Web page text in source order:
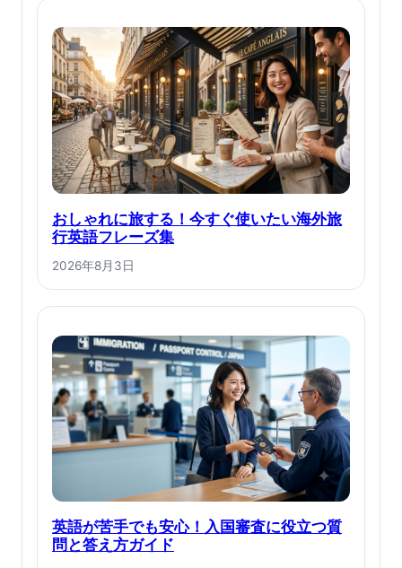
おしゃれに旅する！今すぐ使いたい海外旅
行英語フレーズ集
2026年8月3日
英語が苦手でも安心！入国審査に役立つ質
問と答え方ガイド